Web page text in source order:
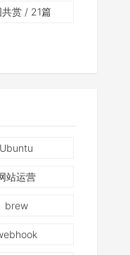
共赏 / 21篇
Ubuntu
站运营
brew